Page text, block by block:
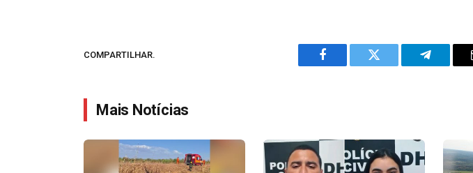
COMPARTILHAR.
Facebook Twitter Telegram
Mais Notícias